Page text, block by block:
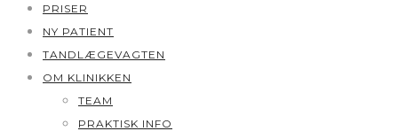
PRISER
NY PATIENT
TANDLÆGEVAGTEN
OM KLINIKKEN
TEAM
PRAKTISK INFO